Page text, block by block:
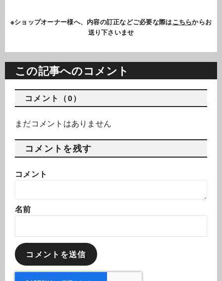
※ショップオーナー様へ、内容の訂正などご必要な際はこちらからお
送り下さいませ
この記事へのコメント
コメント（0）
まだコメントはありません
コメントを残す
コメント
名前